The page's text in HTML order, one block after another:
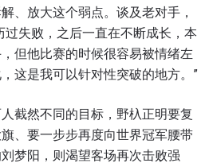
、放大这个弱点。谈及老对手，
过失败，之后一直在不断成长，本
但他比赛的时候很容易被情绪左
这是我可以针对性突破的地方。”
截然不同的目标，野杁正明要复
、要一步步再度向世界冠军腰带
梦阳，则渴望客场再次击败强